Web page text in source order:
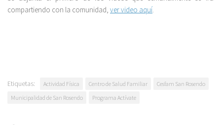
compartiendo con la comunidad, ver video aquí
Etiquetas: Actividad Física Centro de Salud Familiar
Cesfam San Rosendo
Municipalidad de San Rosendo
Programa Actívate